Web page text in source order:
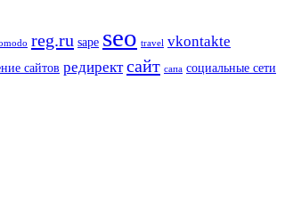
reg.ru sape seo travel vkontakte
сайтов редирект сайт сапа социальные сети